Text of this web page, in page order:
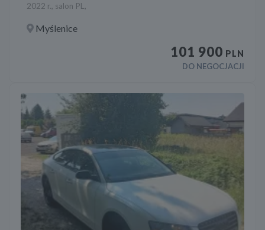
2022 r., salon PL,
Myślenice
101 900 PLN
DO NEGOCJACJI